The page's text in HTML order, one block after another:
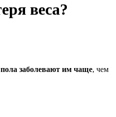
веса?
заболевают им чаще, чем